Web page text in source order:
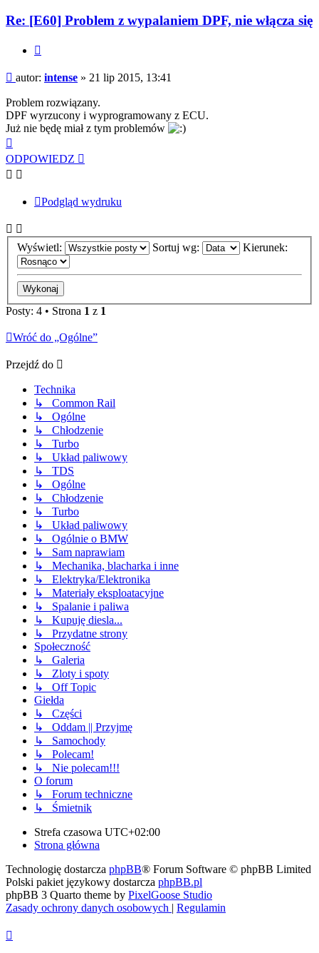
Re: [E60] Problem z wypalaniem DPF, nie włącza się
Post
autor: intense » 21 lip 2015, 13:41
Problem rozwiązany.
DPF wyrzucony i wyprogramowany z ECU.
Już nie będę miał z tym problemów
górę
ODPOWIEDZ
Podgląd wydruku
Wyświetl: Sortuj wg: Kierunek:
Posty: 4 • Strona 1 z 1
Wróć do „Ogólne”
Przejdź do
Technika
↳ Common Rail
↳ Ogólne
↳ Chłodzenie
↳ Turbo
↳ Układ paliwowy
↳ TDS
↳ Ogólne
↳ Chłodzenie
↳ Turbo
↳ Układ paliwowy
↳ Ogólnie o BMW
↳ Sam naprawiam
↳ Mechanika, blacharka i inne
↳ Elektryka/Elektronika
↳ Materiały eksploatacyjne
↳ Spalanie i paliwa
↳ Kupuję diesla...
↳ Przydatne strony
Społeczność
↳ Galeria
↳ Zloty i spoty
↳ Off Topic
Giełda
↳ Części
↳ Oddam || Przyjmę
↳ Samochody
↳ Polecam!
↳ Nie polecam!!!
O forum
↳ Forum techniczne
↳ Śmietnik
Strefa czasowa UTC+02:00
Strona główna
Technologię dostarcza phpBB® Forum Software © phpBB Limited
Polski pakiet językowy dostarcza phpBB.pl
phpBB 3 Quarto theme by PixelGoose Studio
Zasady ochrony danych osobowych
Regulamin